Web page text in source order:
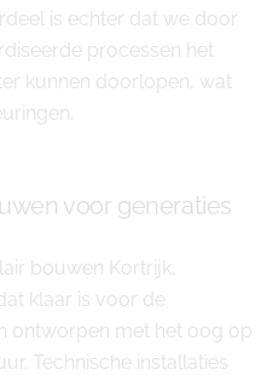
is echter dat we door
processen het
kunnen doorlopen, wat
voor generaties
bouwen Kortrijk,
klaar is voor de
ontworpen met het oog op
Technische installaties